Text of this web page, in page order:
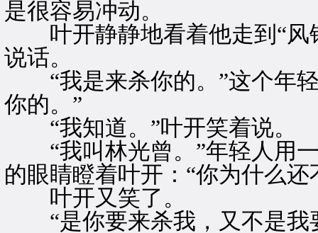
是很容易冲动。
叶开静静地看着他走到“风
说话。
“我是来杀你的。”这个年轻
你的。”
“我知道。”叶开笑着说。
“我叫林光曾。”年轻人用一
的眼睛瞪着叶开：“你为什么还
叶开又笑了。
“是你要来杀我，又不是我